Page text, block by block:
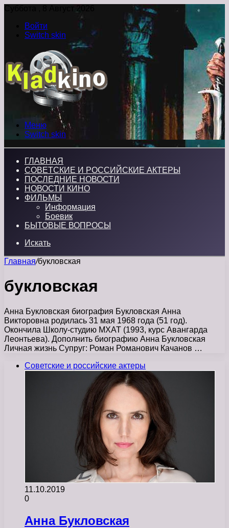
Суббота , 8 Август 2026
Войти
Switch skin
Меню
Switch skin
ГЛАВНАЯ
СОВЕТСКИЕ И РОССИЙСКИЕ АКТЕРЫ
ПОСЛЕДНИЕ НОВОСТИ
НОВОСТИ КИНО
ФИЛЬМЫ
Информация
Боевик
БЫТОВЫЕ ВОПРОСЫ
Искать
Главная/букловская
букловская
Анна Букловская биография Букловская Анна
Викторовна родилась 31 мая 1968 года (51 год).
Окончила Школу-студию МХАТ (1993, курс Авангарда
Леонтьева). Дополнить биографию Анна Букловская
Личная жизнь Супруг: Роман Романович Качанов …
Советские и российские актеры
11.10.2019
0
Анна Букловская